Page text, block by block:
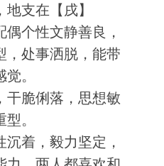
支在【戌】
个性文静善良，
，处事洒脱，能带
。
干脆俐落，思想敏
。
着，毅力坚定，